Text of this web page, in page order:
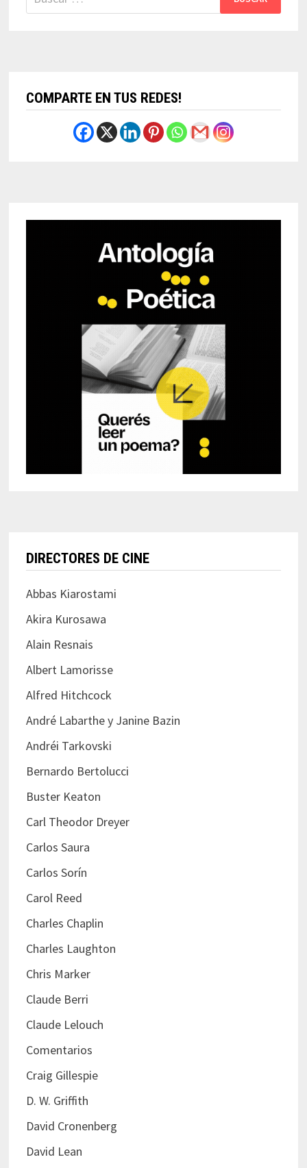
COMPARTE EN TUS REDES!
DIRECTORES DE CINE
Abbas Kiarostami
Akira Kurosawa
Alain Resnais
Albert Lamorisse
Alfred Hitchcock
André Labarthe y Janine Bazin
Andréi Tarkovski
Bernardo Bertolucci
Buster Keaton
Carl Theodor Dreyer
Carlos Saura
Carlos Sorín
Carol Reed
Charles Chaplin
Charles Laughton
Chris Marker
Claude Berri
Claude Lelouch
Comentarios
Craig Gillespie
D. W. Griffith
David Cronenberg
David Lean